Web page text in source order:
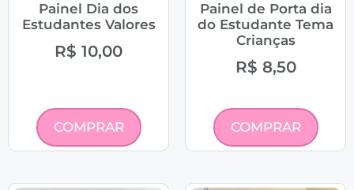
Painel Dia dos
Estudantes Valores
R$ 10,00
COMPRAR
Painel de Porta dia
do Estudante Tema
Crianças
R$ 8,50
COMPRAR